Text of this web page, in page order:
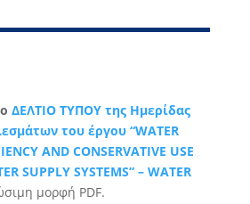
ΔΕΛΤΙΟ ΤΥΠΟΥ της Ημερίδας
του έργου “WATER
AND CONSERVATIVE USE
SUPPLY SYSTEMS” – WATER
μορφή PDF.